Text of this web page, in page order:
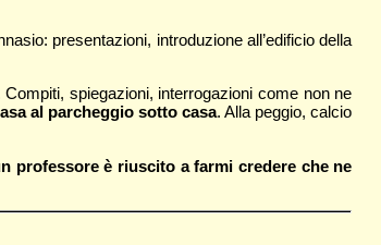
presentazioni, introduzione all’edificio della
spiegazioni, interrogazioni come non ne
al parcheggio sotto casa. Alla peggio, calcio
professore è riuscito a farmi credere che ne